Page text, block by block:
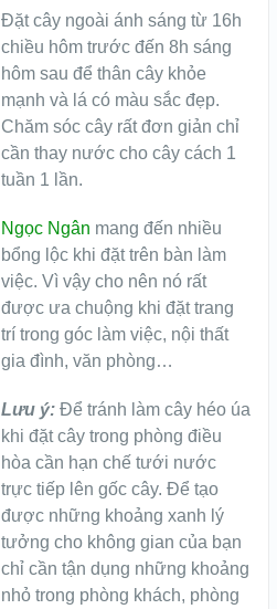
Đặt cây ngoài ánh sáng từ 16h
chiều hôm trước đến 8h sáng
hôm sau để thân cây khỏe
mạnh và lá có màu sắc đẹp.
Chăm sóc cây rất đơn giản chỉ
cần thay nước cho cây cách 1
tuần 1 lần.
Ngọc Ngân mang đến nhiều
bổng lộc khi đặt trên bàn làm
việc. Vì vậy cho nên nó rất
được ưa chuộng khi đặt trang
trí trong góc làm việc, nội thất
gia đình, văn phòng…
Lưu ý: Để tránh làm cây héo úa
khi đặt cây trong phòng điều
hòa cần hạn chế tưới nước
trực tiếp lên gốc cây. Để tạo
được những khoảng xanh lý
tưởng cho không gian của bạn
chỉ cần tận dụng những khoảng
nhỏ trong phòng khách, phòng